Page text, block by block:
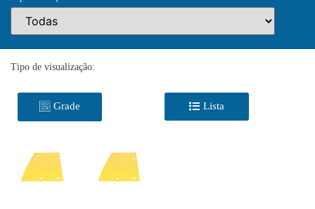
Tipo de visualização:
Grade Lista